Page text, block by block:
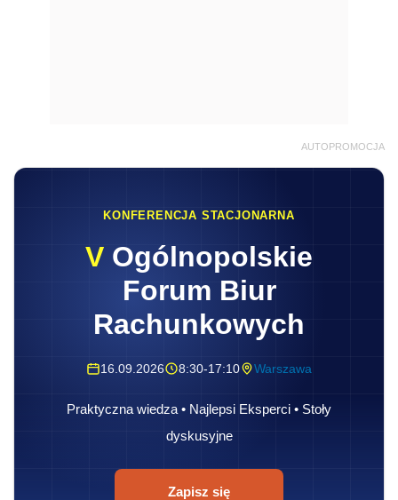
AUTOPROMOCJA
KONFERENCJA STACJONARNA
V Ogólnopolskie
Forum Biur
Rachunkowych
16.09.2026 8:30-17:10 Warszawa
Praktyczna wiedza • Najlepsi Eksperci • Stoły
dyskusyjne
Zapisz się